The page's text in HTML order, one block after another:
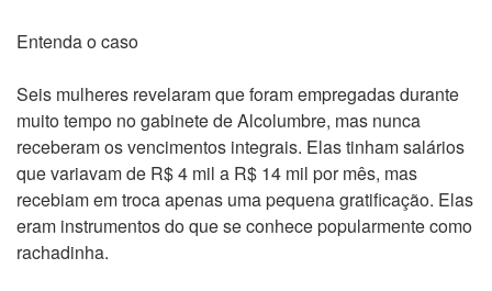
Entenda o caso
Seis mulheres revelaram que foram empregadas durante
muito tempo no gabinete de Alcolumbre, mas nunca
receberam os vencimentos integrais. Elas tinham salários
que variavam de R$ 4 mil a R$ 14 mil por mês, mas
recebiam em troca apenas uma pequena gratificação. Elas
eram instrumentos do que se conhece popularmente como
rachadinha.